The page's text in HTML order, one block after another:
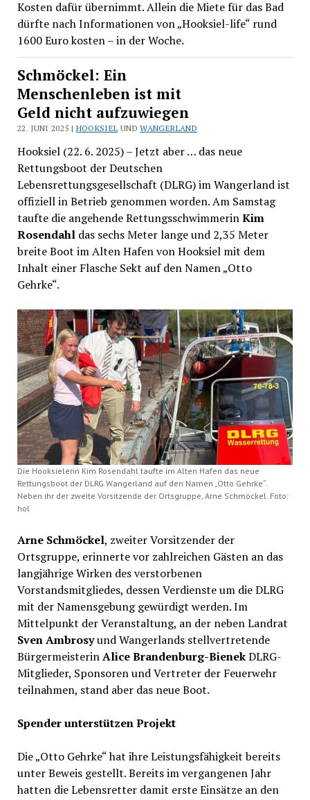
Kosten dafür übernimmt. Allein die Miete für das Bad
dürfte nach Informationen von „Hooksiel-life“ rund
1600 Euro kosten – in der Woche.
Schmöckel: Ein
Menschenleben ist mit
Geld nicht aufzuwiegen
22. JUNI 2025 | HOOKSIEL UNDWANGERLAND
Hooksiel (22. 6. 2025) – Jetzt aber … das neue
Rettungsboot der Deutschen
Lebensrettungsgesellschaft (DLRG) im Wangerland ist
offiziell in Betrieb genommen worden. Am Samstag
taufte die angehende RettungsschwimmerinKim
Rosendahl das sechs Meter lange und 2,35 Meter
breite Boot im Alten Hafen von Hooksiel mit dem
Inhalt einer Flasche Sekt auf den Namen „Otto
Gehrke“.
Die Hooksielerin Kim Rosendahl taufte im Alten Hafen das neue
Rettungsboot der DLRG Wangerland auf den Namen „Otto Gehrke“.
Neben ihr der zweite Vorsitzende der Ortsgruppe, Arne Schmöckel. Foto:
hol
Arne Schmöckel, zweiter Vorsitzender der
Ortsgruppe, erinnerte vor zahlreichen Gästen an das
langjährige Wirken des verstorbenen
Vorstandsmitgliedes, dessen Verdienste um die DLRG
mit der Namensgebung gewürdigt werden. Im
Mittelpunkt der Veranstaltung, an der neben Landrat
Sven Ambrosyund Wangerlands stellvertretende
BürgermeisterinAlice Brandenburg-BienekDLRG-
Mitglieder, Sponsoren und Vertreter der Feuerwehr
teilnahmen, stand aber das neue Boot.
Spender unterstützen Projekt
Die „Otto Gehrke“ hat ihre Leistungsfähigkeit bereits
unter Beweis gestellt. Bereits im vergangenen Jahr
hatten die Lebensretter damit erste Einsätze an den